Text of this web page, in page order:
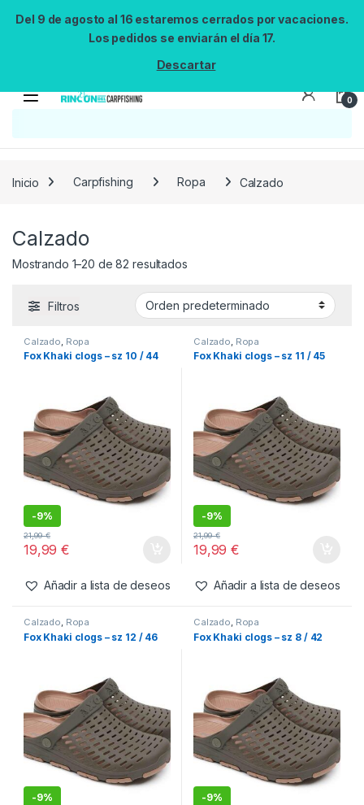
Del 9 de agosto al 16 estaremos cerrados por vacaciones.
Los pedidos se enviarán el día 17.
Descartar
0
Inicio Carpfishing Ropa Calzado
Calzado
Mostrando 1–20 de 82 resultados
Filtros
Calzado Ropa
Fox Khaki clogs – sz 10 / 44
-9%
19,99€
21,99€
Añadir a lista de deseos
Calzado Ropa
Fox Khaki clogs – sz 11 / 45
-9%
19,99€
21,99€
Añadir a lista de deseos
Calzado, Ropa
Fox Khaki clogs – sz 12 / 46
-9%
Calzado, Ropa
Fox Khaki clogs – sz 8 / 42
-9%